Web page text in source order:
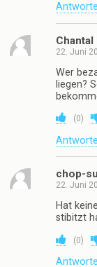
(0)
22. Juni
Dem
doch
sonst
auch
Dumme
hier und
weiter.
Dumme
rauchen.
nach